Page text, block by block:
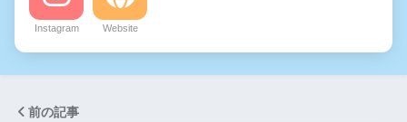
Instagram Website
前の記事